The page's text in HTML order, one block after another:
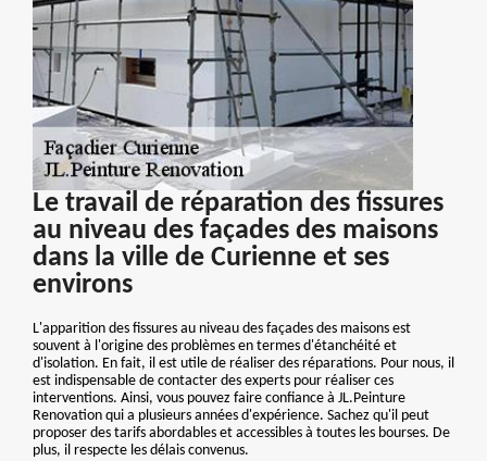
Le travail de réparation des fissures
au niveau des façades des maisons
dans la ville de Curienne et ses
environs
L'apparition des fissures au niveau des façades des maisons est
souvent à l'origine des problèmes en termes d'étanchéité et
d'isolation. En fait, il est utile de réaliser des réparations. Pour nous, il
est indispensable de contacter des experts pour réaliser ces
interventions. Ainsi, vous pouvez faire confiance à JL.Peinture
Renovation qui a plusieurs années d'expérience. Sachez qu'il peut
proposer des tarifs abordables et accessibles à toutes les bourses. De
plus, il respecte les délais convenus.